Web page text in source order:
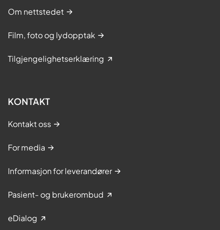
Om nettstedet
Film, foto og lydopptak
Tilgjengelighetserklæring
KONTAKT
Kontakt oss
For media
Informasjon for leverandører
Pasient- og brukerombud
eDialog